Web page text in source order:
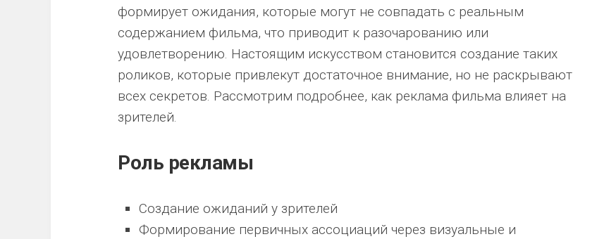
формирует ожидания, которые могут не совпадать с реальным
содержанием фильма, что приводит к разочарованию или
удовлетворению. Настоящим искусством становится создание таких
роликов, которые привлекут достаточное внимание, но не раскрывают
всех секретов. Рассмотрим подробнее, как реклама фильма влияет на
зрителей.
Роль рекламы
Создание ожиданий у зрителей
Формирование первичных ассоциаций через визуальные и